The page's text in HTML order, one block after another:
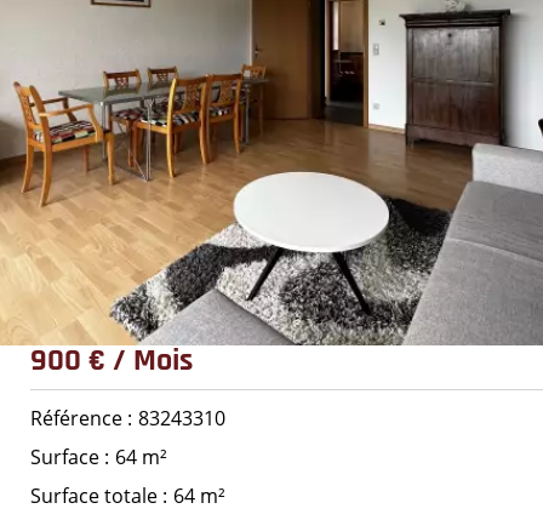
900 € / Mois
Référence 83243310
Surface
64 m²
Surface totale
64 m²